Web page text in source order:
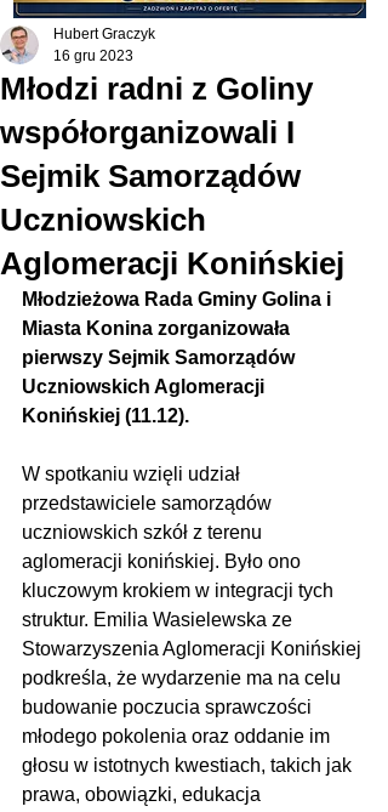
Młodzi radni z Goliny
współorganizowali I
Sejmik Samorządów
Uczniowskich
Aglomeracji Konińskiej
Hubert Graczyk
16 gru 2023
Młodzieżowa Rada Gminy Golina i
Miasta Konina zorganizowała
pierwszy Sejmik Samorządów
Uczniowskich Aglomeracji
Konińskiej (11.12).
W spotkaniu wzięli udział
przedstawiciele samorządów
uczniowskich szkół z terenu
aglomeracji konińskiej. Było ono
kluczowym krokiem w integracji tych
struktur. Emilia Wasielewska ze
Stowarzyszenia Aglomeracji Konińskiej
podkreśla, że wydarzenie ma na celu
budowanie poczucia sprawczości
młodego pokolenia oraz oddanie im
głosu w istotnych kwestiach, takich jak
prawa, obowiązki, edukacja